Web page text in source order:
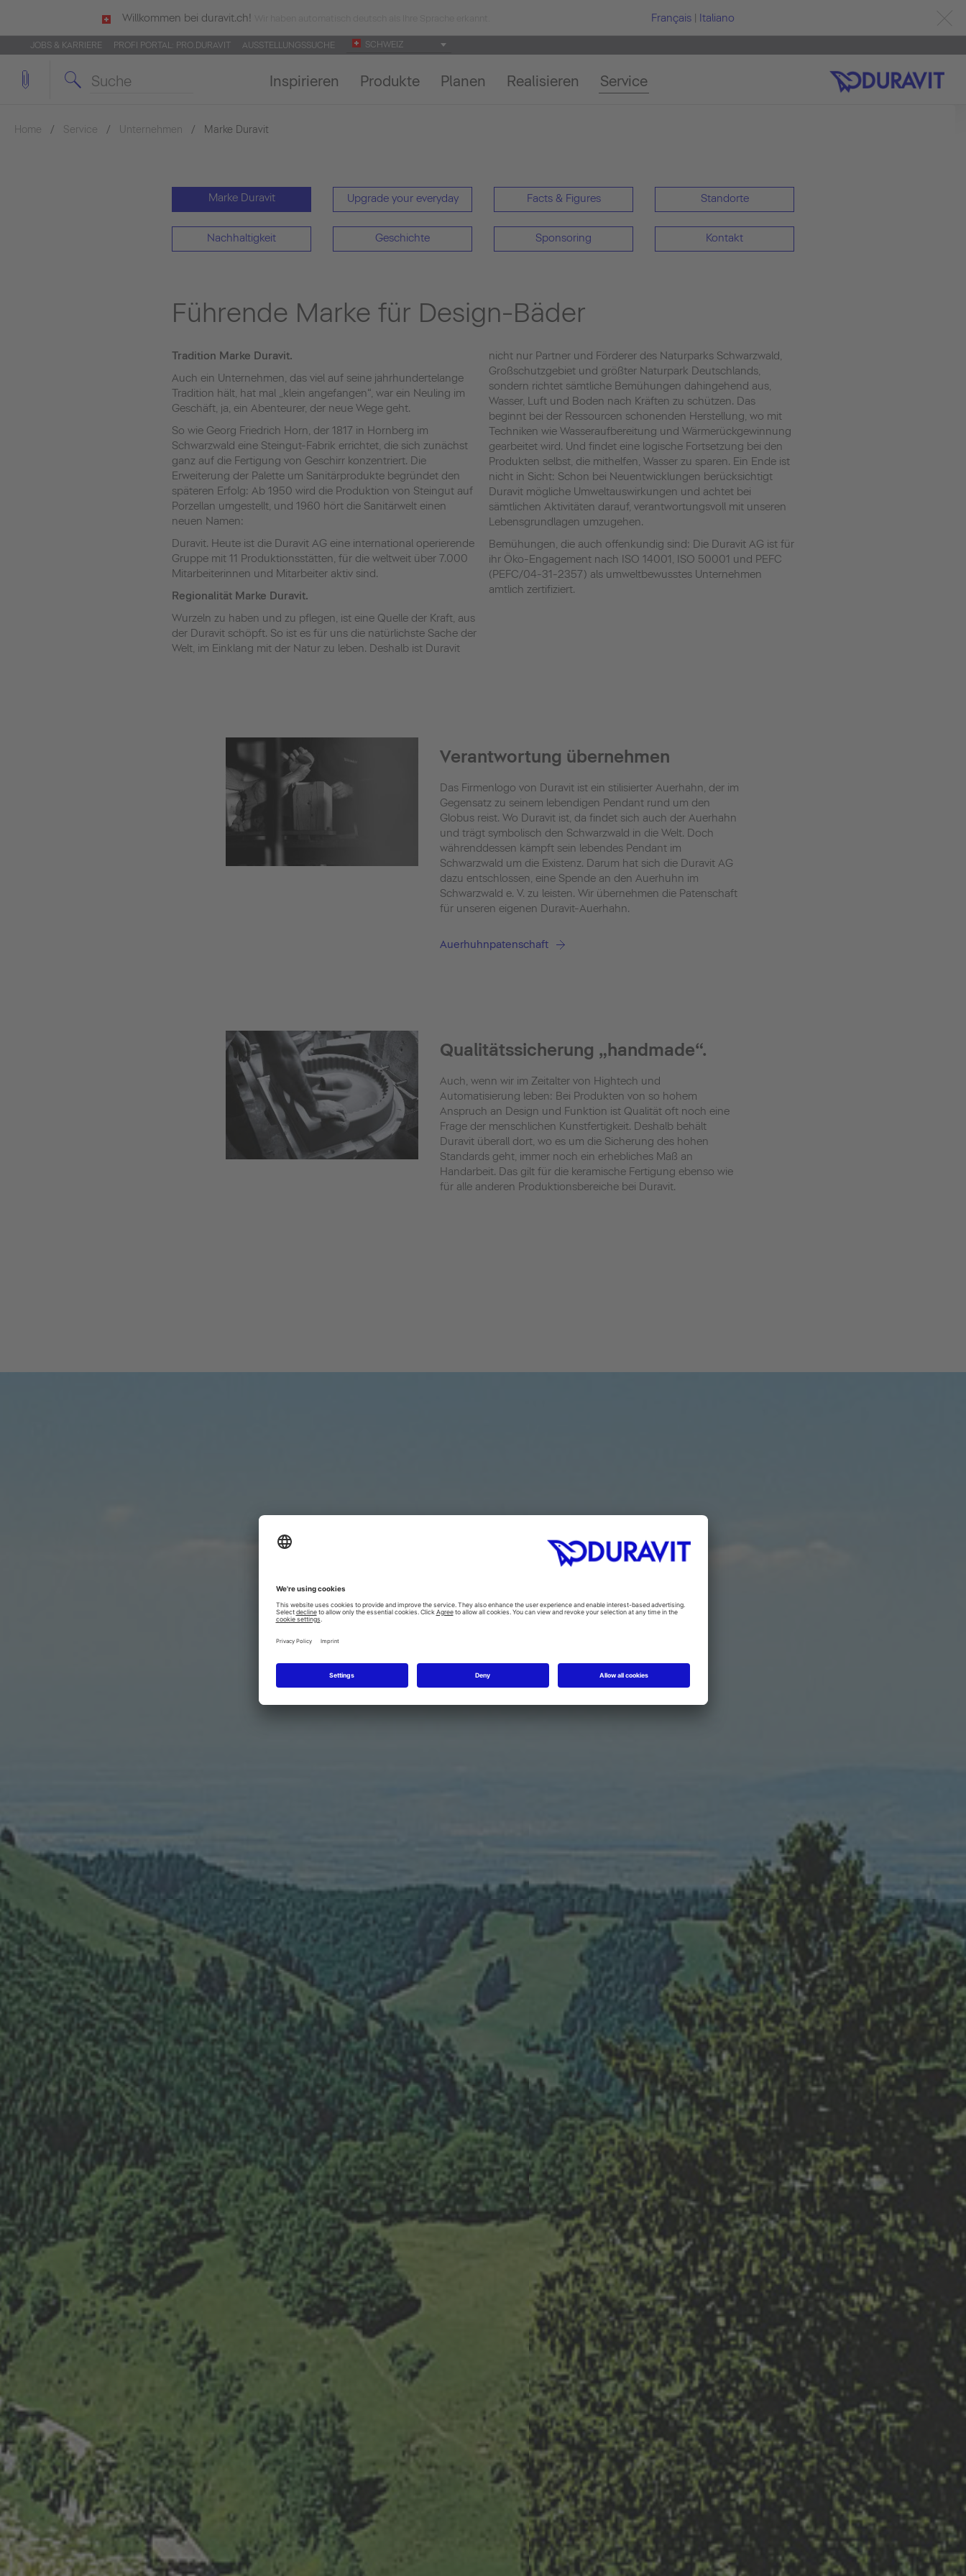
Willkommen bei duravit.ch! Français | Italiano
JOBS & KARRIERE PROFI PORTAL: PRO.DURAVIT AUSSTELLUNGSSUCHE SCHWEIZ
Inspirieren Produkte Planen Realisieren Service
Home Service Unternehmen Marke Duravit
Marke Duravit Upgrade your everyday Facts & Figures Standorte
Nachhaltigkeit Geschichte Sponsoring Kontakt
Führende Marke für Design-Bäder
Tradition Marke Duravit.
Auch ein Unternehmen, das viel auf seine jahrhundertelange
Tradition hält, hat mal „klein angefangen“, war ein Neuling im
Geschäft, ja, ein Abenteurer, der neue Wege geht.
So wie Georg Friedrich Horn, der 1817 in Hornberg im
Schwarzwald eine Steingut-Fabrik errichtet, die sich zunächst
ganz auf die Fertigung von Geschirr konzentriert. Die
Erweiterung der Palette um Sanitärprodukte begründet den
späteren Erfolg: Ab 1950 wird die Produktion von Steingut auf
Porzellan umgestellt, und 1960 hört die Sanitärwelt einen
neuen Namen:
Duravit. Heute ist die Duravit AG eine international operierende
Gruppe mit 11 Produktionsstätten, für die weltweit über 7.000
Mitarbeiterinnen und Mitarbeiter aktiv sind.
Regionalität Marke Duravit.
Wurzeln zu haben und zu pflegen, ist eine Quelle der Kraft, aus
der Duravit schöpft. So ist es für uns die natürlichste Sache der
Welt, im Einklang mit der Natur zu leben. Deshalb ist Duravit
nicht nur Partner und Förderer des Naturparks Schwarzwald,
Großschutzgebiet und größter Naturpark Deutschlands,
sondern richtet sämtliche Bemühungen dahingehend aus,
Wasser, Luft und Boden nach Kräften zu schützen. Das
beginnt bei der Ressourcen schonenden Herstellung, wo mit
Techniken wie Wasseraufbereitung und Wärmerückgewinnung
gearbeitet wird. Und findet eine logische Fortsetzung bei den
Produkten selbst, die mithelfen, Wasser zu sparen. Ein Ende ist
nicht in Sicht: Schon bei Neuentwicklungen berücksichtigt
Duravit mögliche Umweltauswirkungen und achtet bei
sämtlichen Aktivitäten darauf, verantwortungsvoll mit unseren
Lebensgrundlagen umzugehen.
Bemühungen, die auch offenkundig sind: Die Duravit AG ist für
ihr Öko-Engagement nach ISO 14001, ISO 50001 und PEFC
(PEFC/04-31-2357) als umweltbewusstes Unternehmen
amtlich zertifiziert.
Verantwortung übernehmen
Das Firmenlogo von Duravit ist ein stilisierter Auerhahn, der im
Gegensatz zu seinem lebendigen Pendant rund um den
Globus reist. Wo Duravit ist, da findet sich auch der Auerhahn
und trägt symbolisch den Schwarzwald in die Welt. Doch
währenddessen kämpft sein lebendes Pendant im
Schwarzwald um die Existenz. Darum hat sich die Duravit AG
dazu entschlossen, eine Spende an den Auerhuhn im
Schwarzwald e. V. zu leisten. Wir übernehmen die Patenschaft
für unseren eigenen Duravit-Auerhahn.
Auerhuhnpatenschaft
Qualitätssicherung „handmade“.
Auch, wenn wir im Zeitalter von Hightech und
Automatisierung leben: Bei Produkten von so hohem
Anspruch an Design und Funktion ist Qualität oft noch eine
Frage der menschlichen Kunstfertigkeit. Deshalb behält
Duravit überall dort, wo es um die Sicherung des hohen
Standards geht, immer noch ein erhebliches Maß an
Handarbeit. Das gilt für die keramische Fertigung ebenso wie
für alle anderen Produktionsbereiche bei Duravit.